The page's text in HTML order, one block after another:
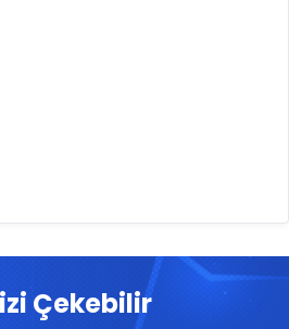
Çekebilir